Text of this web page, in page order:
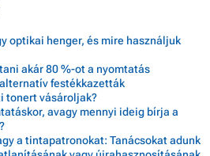
optikai henger, és mire használjuk
akár 80 %-ot a nyomtatás
festékkazetták
tonert vásároljak?
avagy mennyi ideig bírja a
a tintapatronokat: Tanácsokat adunk